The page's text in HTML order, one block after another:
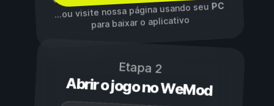
...ou visite nossa página usando seuPC
para baixar o aplicativo
Etapa 2
Abrir o jogo no WeMod